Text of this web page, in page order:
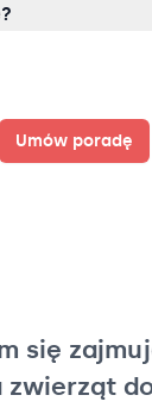
Umów poradę
się